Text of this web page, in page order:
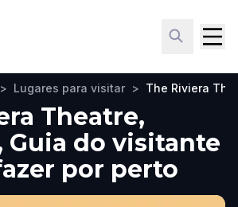
> Lugares para visitar > The Riviera
Theatre,
Guia do visitante
por perto